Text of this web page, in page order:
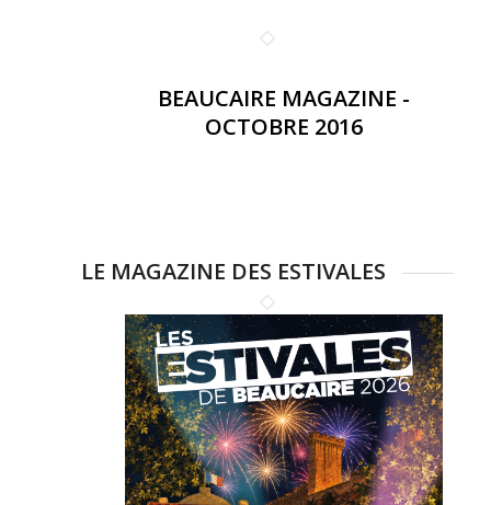
BEAUCAIRE MAGAZINE -
OCTOBRE 2016
LE MAGAZINE DES ESTIVALES